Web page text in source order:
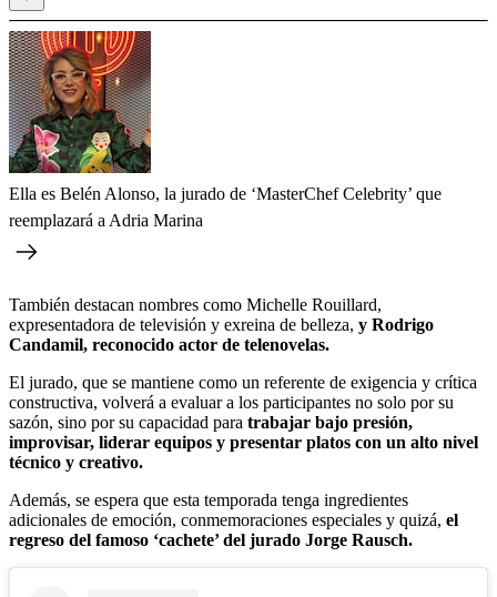
Ella es Belén Alonso, la jurado de ‘MasterChef Celebrity’ que
reemplazará a Adria Marina
También destacan nombres como Michelle Rouillard,
expresentadora de televisión y exreina de belleza, y Rodrigo
Candamil, reconocido actor de telenovelas.
El jurado, que se mantiene como un referente de exigencia y crítica
constructiva, volverá a evaluar a los participantes no solo por su
sazón, sino por su capacidad para trabajar bajo presión,
improvisar, liderar equipos y presentar platos con un alto nivel
técnico y creativo.
Además, se espera que esta temporada tenga ingredientes
adicionales de emoción, conmemoraciones especiales y quizá, el
regreso del famoso ‘cachete’ del jurado Jorge Rausch.